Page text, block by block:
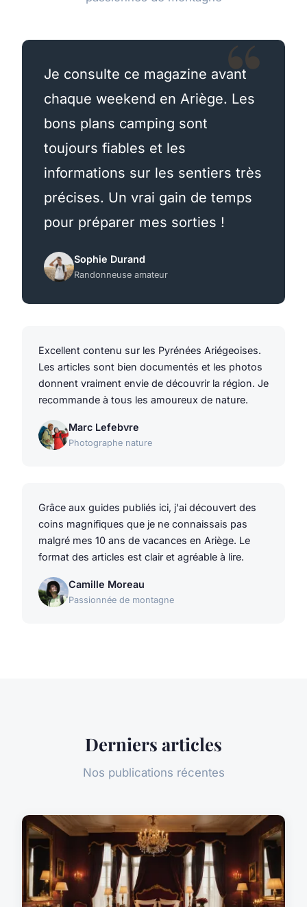
Je consulte ce magazine avant
chaque weekend en Ariège. Les
bons plans camping sont
toujours fiables et les
informations sur les sentiers très
précises. Un vrai gain de temps
pour préparer mes sorties !
Sophie Durand
Randonneuse amateur
Excellent contenu sur les Pyrénées Ariégeoises.
Les articles sont bien documentés et les photos
donnent vraiment envie de découvrir la région. Je
recommande à tous les amoureux de nature.
Marc Lefebvre
Photographe nature
Grâce aux guides publiés ici, j'ai découvert des
coins magnifiques que je ne connaissais pas
malgré mes 10 ans de vacances en Ariège. Le
format des articles est clair et agréable à lire.
Camille Moreau
Passionnée de montagne
Derniers articles
Nos publications récentes